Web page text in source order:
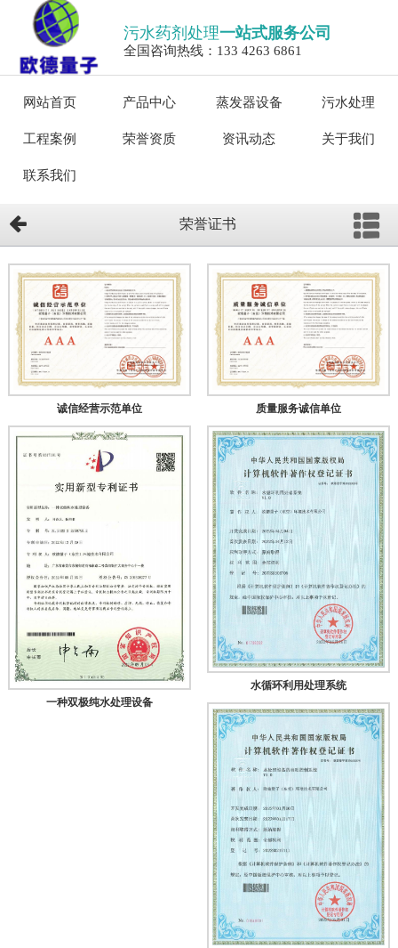
污水药剂处理一站式服务公司
全国咨询热线：133 4263 6861
网站首页 产品中心 蒸发器设备 污水处理
工程案例 荣誉资质 资讯动态 关于我们
联系我们
荣誉证书
诚信经营示范单位 质量服务诚信单位
一种双极纯水处理设备
水循环利用处理系统